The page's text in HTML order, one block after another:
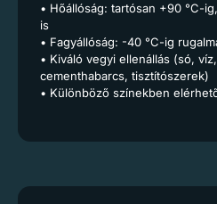
• Hőállóság: tartósan +90 °C-
is
• Fagyállóság: -40 °C-ig
• Kiváló vegyi ellenállás (só,
cementhabarcs, tisztítószerek)
• Különböző színekben